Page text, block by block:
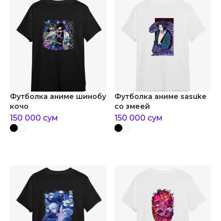
Футболка аниме шинобу
кочо
150 000 сум
Футболка аниме sasuke
со змеей
150 000 сум